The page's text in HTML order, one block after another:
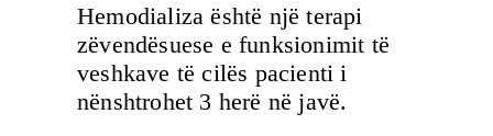
Hemodializa është një terapi
zëvendësuese e funksionimit të
veshkave të cilës pacienti i
nënshtrohet 3 herë në javë.